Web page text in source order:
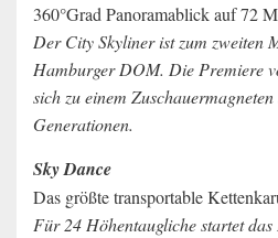
360°Grad Panoramablick auf 72
Der City Skyliner ist zum zweiten
Hamburger DOM. Die Premiere
sich zu einem
Generationen.
Sky Dance
Das größte transportable
Für 24 Höhentaugliche startet